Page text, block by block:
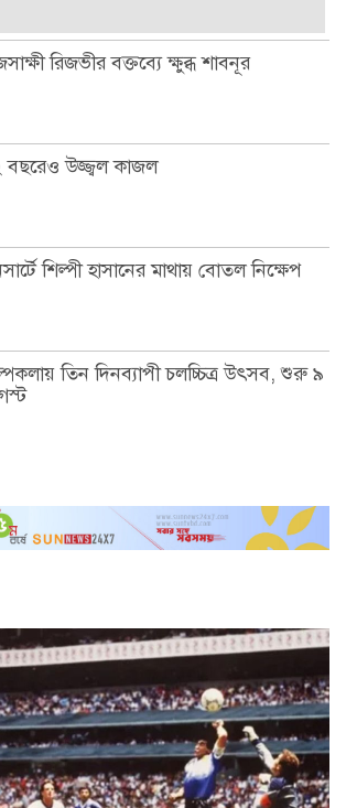
রিজভীর বক্তব্যে ক্ষুব্ধ শাবনূর
উজ্জ্বল কাজল
শিল্পী হাসানের মাথায় বোতল নিক্ষেপ
তিন দিনব্যাপী চলচ্চিত্র উৎসব, শুরু ৯